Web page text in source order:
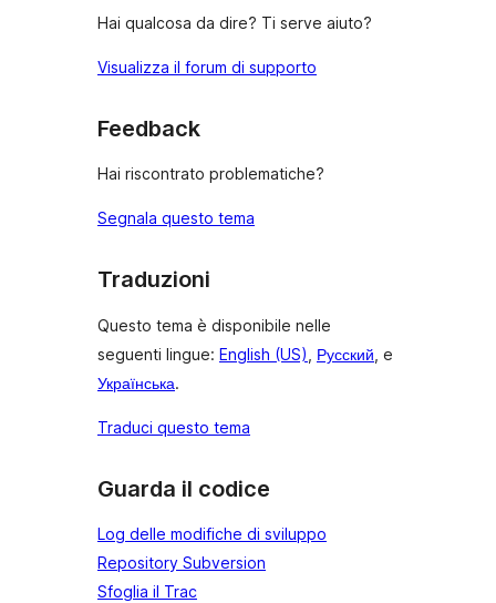
Hai qualcosa da dire? Ti serve aiuto?
Visualizza il forum di supporto
Feedback
Hai riscontrato problematiche?
Segnala questo tema
Traduzioni
Questo tema è disponibile nelle
seguenti lingue: English (US) Русский , e
Українська.
Traduci questo tema
Guarda il codice
Log delle modifiche di sviluppo
Repository Subversion
Sfoglia il Trac